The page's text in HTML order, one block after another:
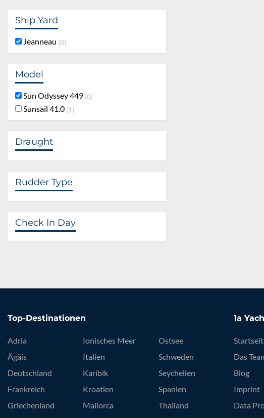
Ship Yard
Jeanneau 0
Model
Sun Odyssey 449 0
Sunsail 41.0 1
Draught
Rudder Type
Check In Day
Top-Destinationen
Adria
Ägäis
Deutschland
Frankreich
Griechenland
Ionisches Meer
Italien
Karibik
Kroatien
Mallorca
Ostsee
Schweden
Seychellen
Spanien
Thailand
1a
Das
Blog
Imprint
Data